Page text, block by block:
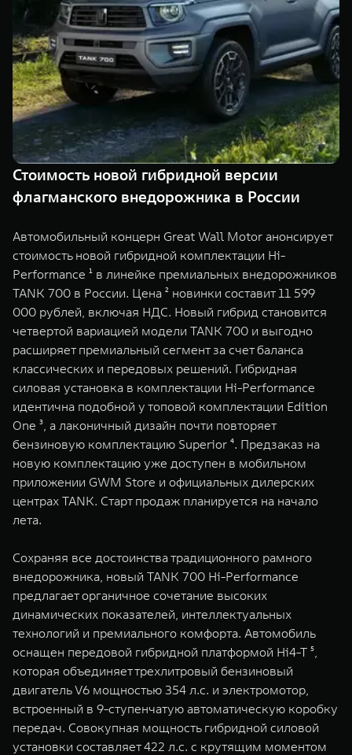
TANK 500
Веди за собой
от 6 499 000 ₽
TANK 700
от 10 199
WEY 07
Расширяя границы комфорта
от 6 149 000 ₽
WEY 05
Эстетика
от 5 699
WEY 80
Масштаб возможностей
от 6 449 000 ₽
WEY 80
от 8 099
TANK Финансы
Корпоративным клиентам
TANK ФИНАНСЫ
TANK Кредит
TANK Лизинг
TANK Страхование
Сервис
Специальные предложения
Моторные масла
ЦИФРОВЫЕ СЕРВИСЫ TANK
Цифровые сервисы TANK
Подписки
Стоимость новой гибридной версии
флагманского внедорожника в России
Автомобильный концерн Great Wall Motor анонсирует
стоимость новой гибридной комплектации Hi-
Performance ¹ в линейке премиальных внедорожников
TANK 700 в России. Цена ² новинки составит 11 599
000 рублей, включая НДС. Новый гибрид становится
четвертой вариацией модели TANK 700 и выгодно
расширяет премиальный сегмент за счет баланса
классических и передовых решений. Гибридная
силовая установка в комплектации Hi-Performance
идентична подобной у топовой комплектации Edition
One ³, а лаконичный дизайн почти повторяет
бензиновую комплектацию Superior ⁴. Предзаказ на
новую комплектацию уже доступен в мобильном
приложении GWM Store и официальных дилерских
центрах TANK. Старт продаж планируется на начало
лета.
Сохраняя все достоинства традиционного рамного
внедорожника, новый TANK 700 Hi-Performance
предлагает органичное сочетание высоких
динамических показателей, интеллектуальных
технологий и премиального комфорта. Автомобиль
оснащен передовой гибридной платформой Hi4-T ⁵,
которая объединяет трехлитровый бензиновый
двигатель V6 мощностью 354 л.с. и электромотор,
встроенный в 9-ступенчатую автоматическую коробку
передач. Совокупная мощность гибридной силовой
установки составляет 422 л.с. с крутящим моментом